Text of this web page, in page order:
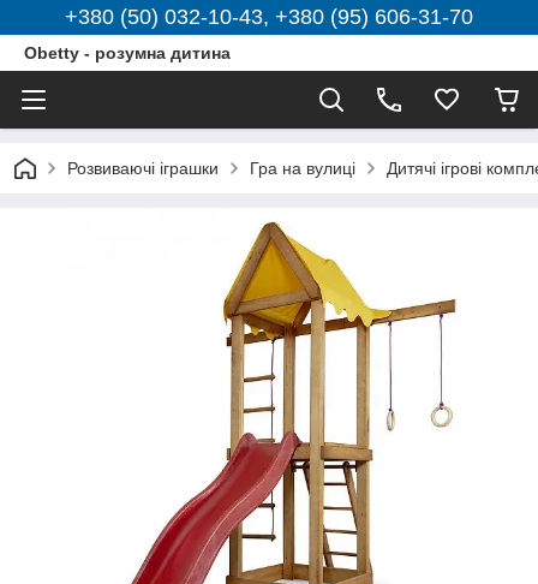
+380 (50) 032-10-43, +380 (95) 606-31-70
Obetty - розумна дитина
Розвиваючі іграшки Гра на вулиці Дитячі ігрові